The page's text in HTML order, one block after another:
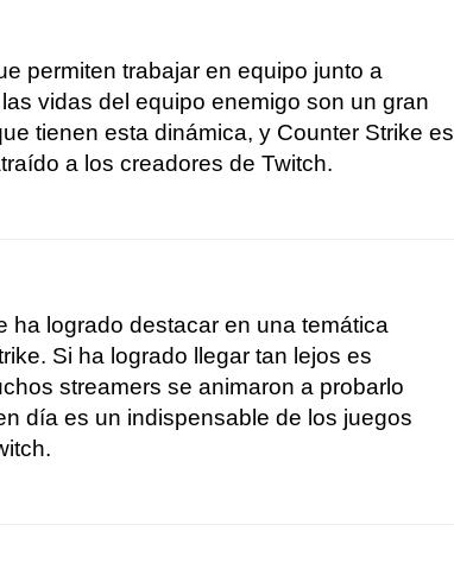
permiten trabajar en equipo junto a
vidas del equipo enemigo son un gran
tienen esta dinámica, y Counter Strike es
a los creadores de Twitch.
ha logrado destacar en una temática
Si ha logrado llegar tan lejos es
streamers se animaron a probarlo
día es un indispensable de los juegos